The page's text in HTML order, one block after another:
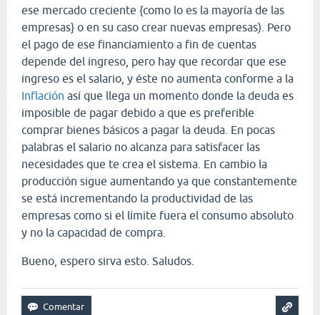
ese mercado creciente {como lo es la mayoría de las
empresas} o en su caso crear nuevas empresas). Pero
el pago de ese financiamiento a fin de cuentas
depende del ingreso, pero hay que recordar que ese
ingreso es el salario, y éste no aumenta conforme a la
Inflación así que llega un momento donde la deuda es
imposible de pagar debido a que es preferible
comprar bienes básicos a pagar la deuda. En pocas
palabras el salario no alcanza para satisfacer las
necesidades que te crea el sistema. En cambio la
producción sigue aumentando ya que constantemente
se está incrementando la productividad de las
empresas como si el límite fuera el consumo absoluto
y no la capacidad de compra.
Bueno, espero sirva esto. Saludos.